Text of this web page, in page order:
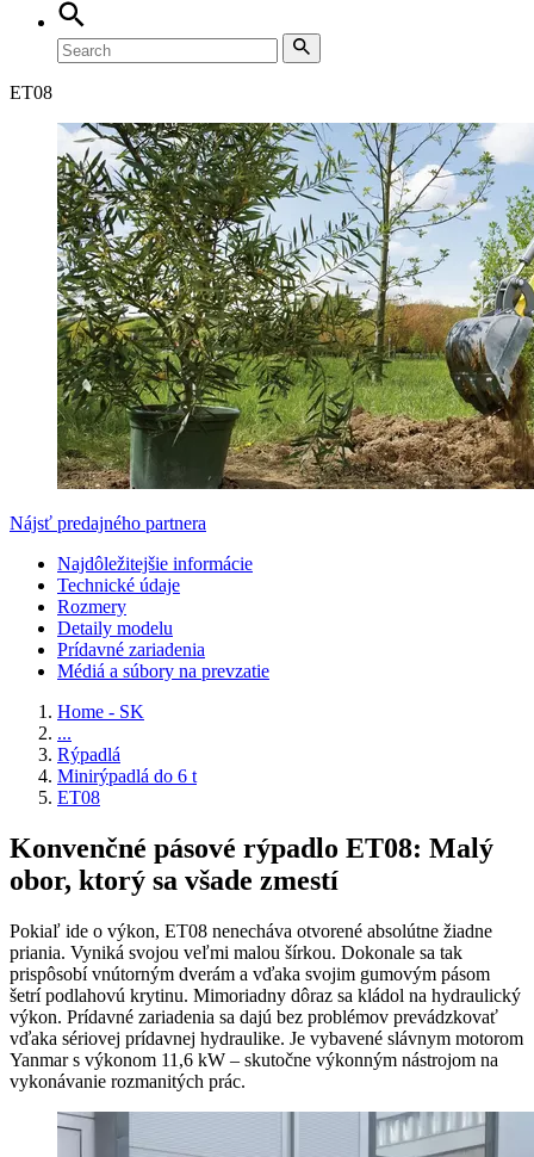
ET08
Nájsť predajného partnera
Najdôležitejšie informácie
Technické údaje
Rozmery
Detaily modelu
Prídavné zariadenia
Médiá a súbory na prevzatie
Home - SK
...
Rýpadlá
Minirýpadlá do 6 t
ET08
Konvenčné pásové rýpadlo ET08: Malý
obor, ktorý sa všade zmestí
Pokiaľ ide o výkon, ET08 nenecháva otvorené absolútne žiadne
priania. Vyniká svojou veľmi malou šírkou. Dokonale sa tak
prispôsobí vnútorným dverám a vďaka svojim gumovým pásom
šetrí podlahovú krytinu. Mimoriadny dôraz sa kládol na hydraulický
výkon. Prídavné zariadenia sa dajú bez problémov prevádzkovať
vďaka sériovej prídavnej hydraulike. Je vybavené slávnym motorom
Yanmar s výkonom 11,6 kW – skutočne výkonným nástrojom na
vykonávanie rozmanitých prác.